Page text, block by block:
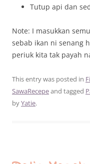
Tutup api dan
Note: I masukkan
sebab ikan ni senang
periuk kita tak payah
This entry was posted in
SawaRecepeand tagged
byYatie.